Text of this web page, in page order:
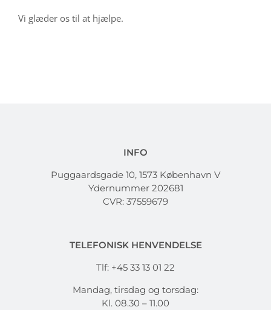
Vi glæder os til at hjælpe.
INFO
Puggaardsgade 10, 1573 København V
Ydernummer 202681
CVR: 37559679
TELEFONISK HENVENDELSE
Tlf: +45 33 13 01 22
Mandag, tirsdag og torsdag:
Kl. 08.30 – 11.00